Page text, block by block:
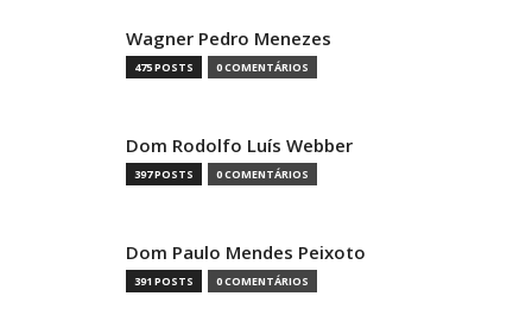
Wagner Pedro Menezes
475 POSTS 0 COMENTÁRIOS
Dom Rodolfo Luís Webber
397 POSTS 0 COMENTÁRIOS
Dom Paulo Mendes Peixoto
391 POSTS 0 COMENTÁRIOS